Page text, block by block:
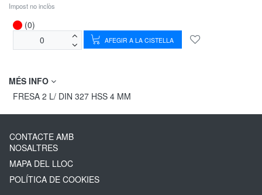
Impost no inclòs
(0)
AFEGIR A LA CISTELLA
MÉS INFO
FRESA 2 L/ DIN 327 HSS 4 MM
CONTACTE AMB
NOSALTRES
MAPA DEL LLOC
POLÍTICA DE COOKIES